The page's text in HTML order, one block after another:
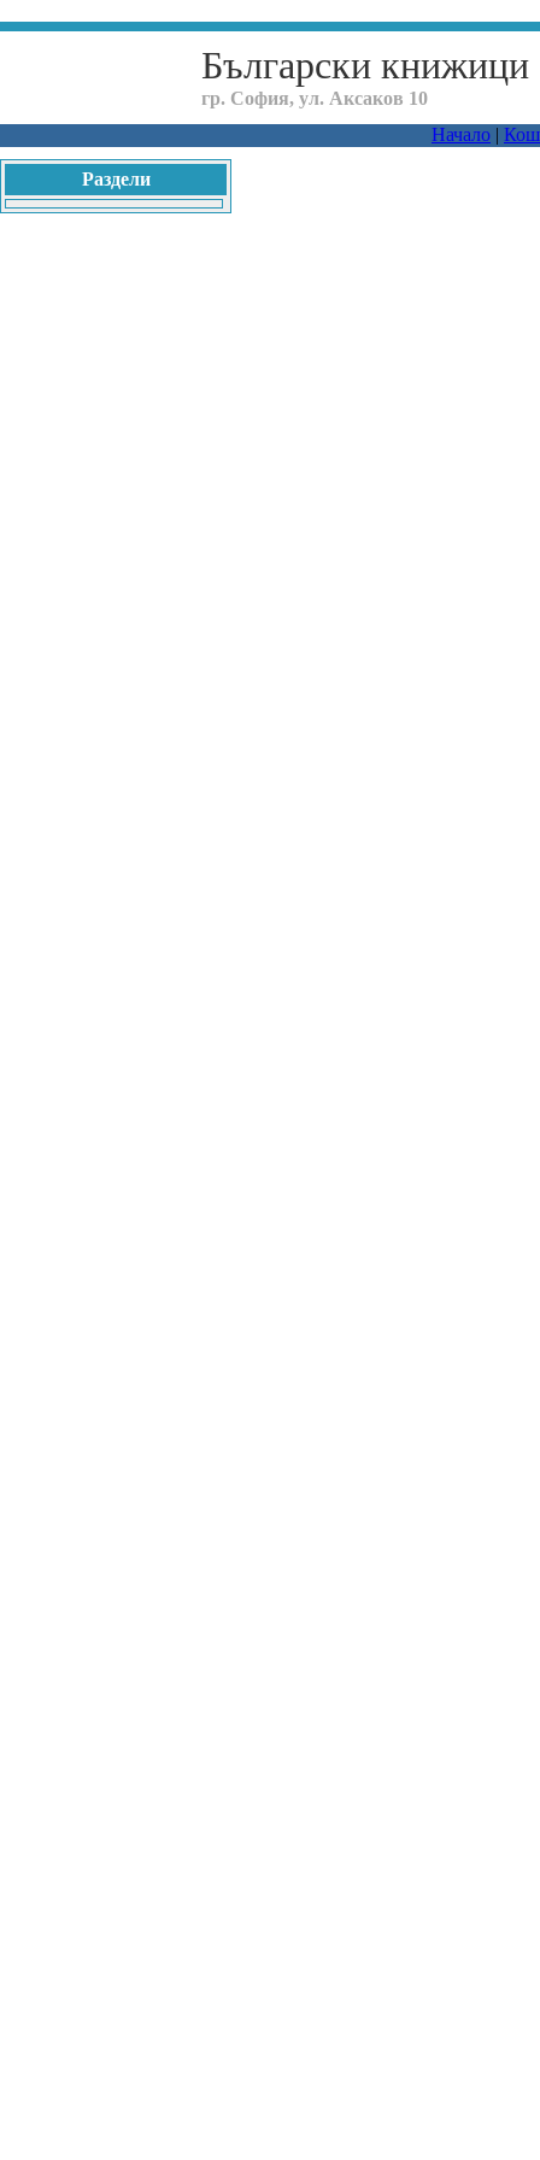
Български книжици
гр. София, ул. Аксаков 10
Начало |
Раздели